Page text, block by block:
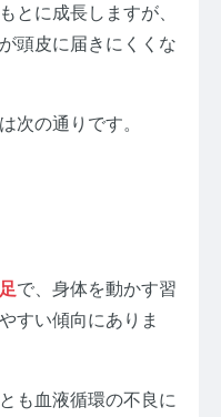
とに成長しますが、
頭皮に届きにくくな
次の通りです。
で、身体を動かす習
すい傾向にありま
も血液循環の不良に